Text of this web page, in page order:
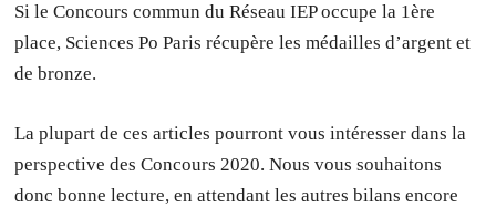
Si le Concours commun du Réseau IEP occupe la 1ère
place, Sciences Po Paris récupère les médailles d’argent et
de bronze.
La plupart de ces articles pourront vous intéresser dans la
perspective des Concours 2020. Nous vous souhaitons
donc bonne lecture, en attendant les autres bilans encore